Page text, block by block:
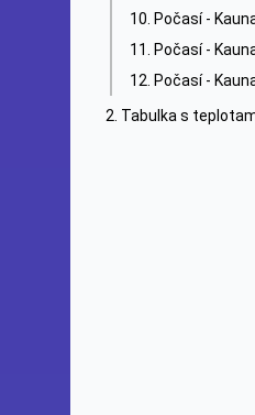
Počasí -
Počasí -
Počasí -
Tabulka s